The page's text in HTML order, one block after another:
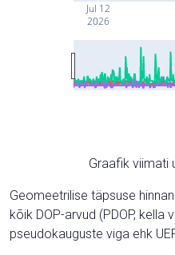
Jul 12
2026
Graafik viimati
Geomeetrilise täpsuse
kõik DOP-arvud (PDOP, kella
pseudokauguste viga ehk